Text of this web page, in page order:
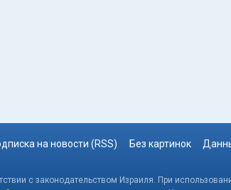
на новости (RSS) Без картинок
с законодательством Израиля. При